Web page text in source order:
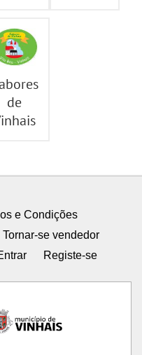
de
e Condições
Tornar-se vendedor
Registe-se